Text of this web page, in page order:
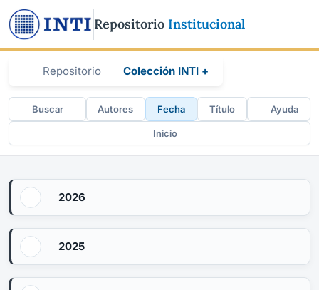
Repositorio Institucional
Repositorio Colección INTI +
Buscar Autores Fecha Título Ayuda
Inicio
2026
2025